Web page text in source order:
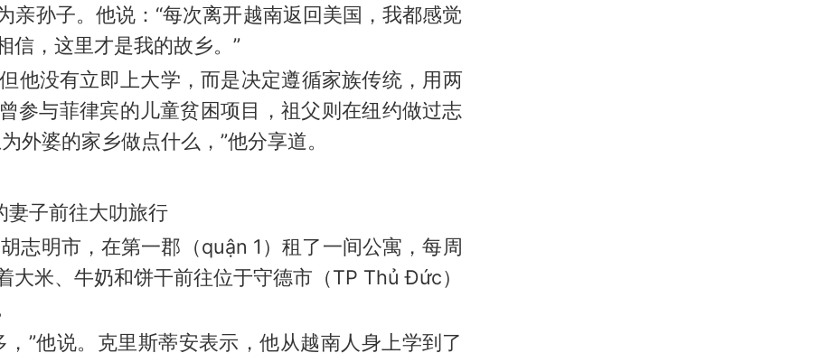
亲孙子。他说：“每次离开越南返回美国，我都感觉
信，这里才是我的故乡。”
他没有立即上大学，而是决定遵循家族传统，用两
参与菲律宾的儿童贫困项目，祖父则在纽约做过志
外婆的家乡做点什么，”他分享道。
妻子前往大叻旅行
志明市，在第一郡（quận 1）租了一间公寓，每周
大米、牛奶和饼干前往位于守德市（TP Thủ Đức）
”他说。克里斯蒂安表示，他从越南人身上学到了